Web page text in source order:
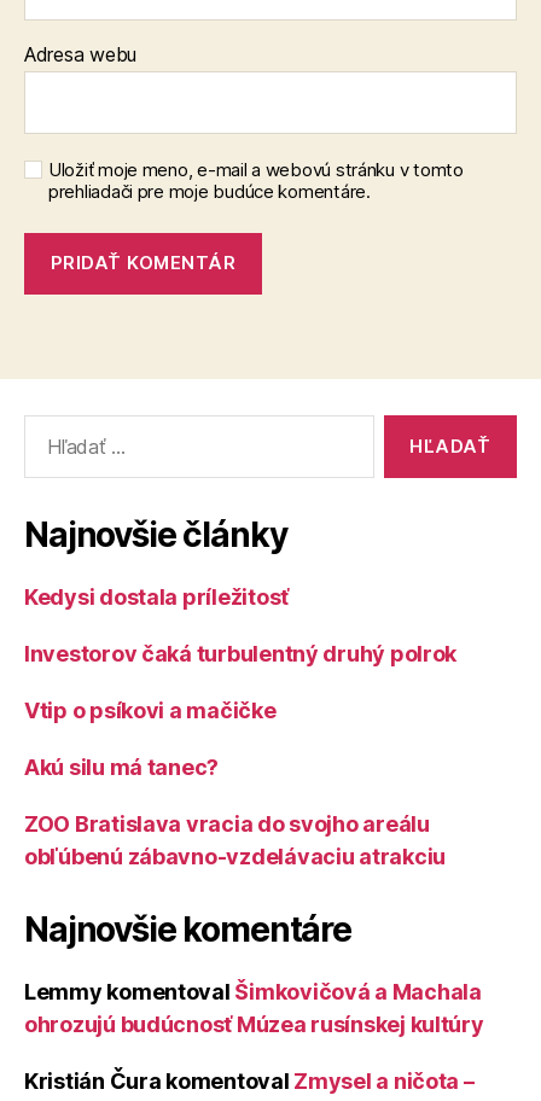
Adresa webu
Uložiť moje meno, e-mail a webovú stránku v tomto
prehliadači pre moje budúce komentáre.
Najnovšie články
Kedysi dostala príležitosť
Investorov čaká turbulentný druhý polrok
Vtip o psíkovi a mačičke
Akú silu má tanec?
ZOO Bratislava vracia do svojho areálu
obľúbenú zábavno-vzdelávaciu atrakciu
Najnovšie komentáre
Lemmy komentoval Šimkovičová a Machala
ohrozujú budúcnosť Múzea rusínskej kultúry
Kristián Čura komentoval Zmysel a ničota –